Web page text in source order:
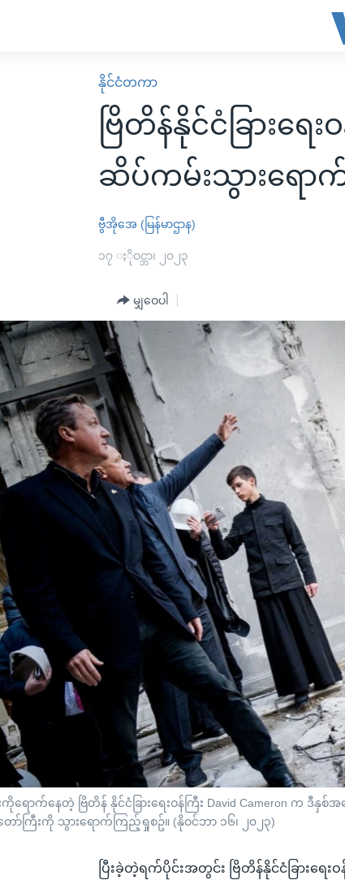
နိုင်ငံတကာ
ဗြိတိန်နိုင်ငံခြားရေ
ဆိပ်ကမ်းသွားရော
ဗွီအိုအေ (မြန်မာဌာန)
၁၇ ႏိုဝင္ဘာ၊ ၂၀၂၃
မျှဝေပါ
ရောက်နေတဲ့ ဗြိတိန် နိုင်ငံခြားရေးဝန်ကြီး David Cameron က
ော်ကြီးကို သွားရောက်ကြည့်ရှုစဥ်။ (နိုဝင်ဘာ ၁၆၊ ၂၀၂၃)
ပြီးခဲ့တဲ့ရက်ပိုင်းအတွင်း ဗြိတိန်နိုင်ငံခြားရေး